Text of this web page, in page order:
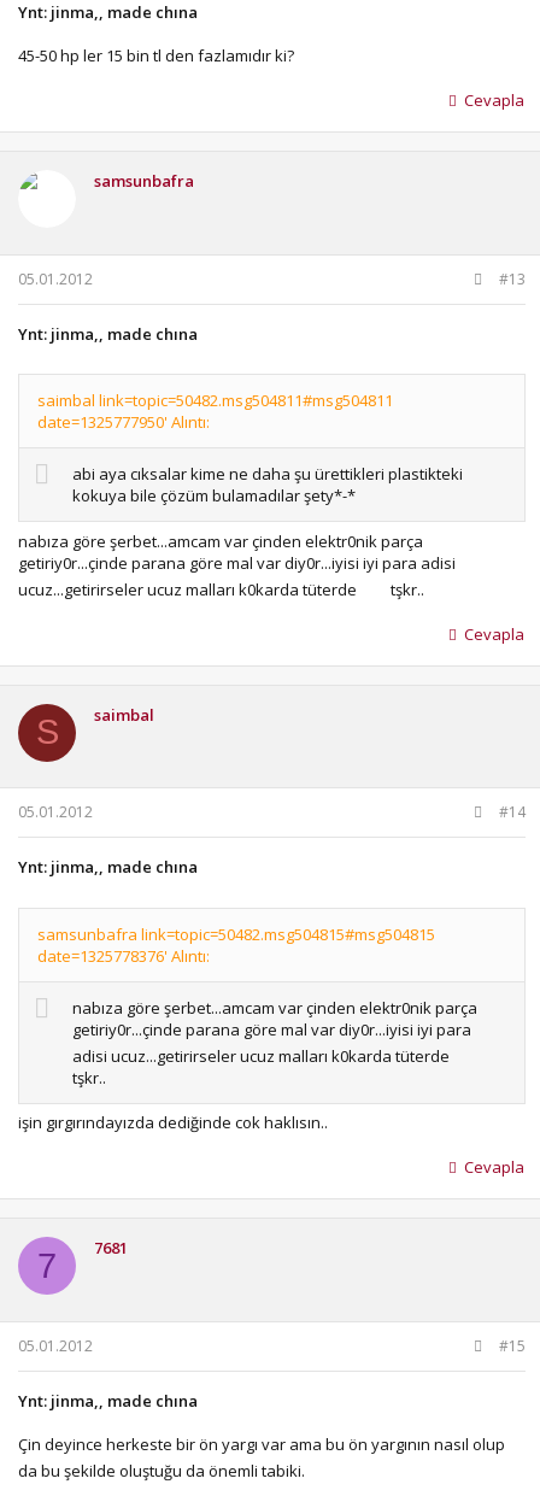
Ynt: jinma,, made chına
45-50 hp ler 15 bin tl den fazlamıdır ki?
Cevapla
samsunbafra
05.01.2012 #13
Ynt: jinma,, made chına
saimbal link=topic=50482.msg504811#msg504811
date=1325777950' Alıntı:
abi aya cıksalar kime ne daha şu ürettikleri plastikteki
kokuya bile çözüm bulamadılar şety*-*
nabıza göre şerbet...amcam var çinden elektr0nik parça
getiriy0r...çinde parana göre mal var diy0r...iyisi iyi para adisi
ucuz...getirirseler ucuz malları k0karda tüterde
tşkr..
Cevapla
S saimbal
05.01.2012 #14
Ynt: jinma,, made chına
samsunbafra link=topic=50482.msg504815#msg504815
date=1325778376' Alıntı:
nabıza göre şerbet...amcam var çinden elektr0nik parça
getiriy0r...çinde parana göre mal var diy0r...iyisi iyi para
adisi ucuz...getirirseler ucuz malları k0karda tüterde
tşkr..
işin gırgırındayızda dediğinde cok haklısın..
Cevapla
7 7681
05.01.2012 #15
Ynt: jinma,, made chına
Çin deyince herkeste bir ön yargı var ama bu ön yargının nasıl olup
da bu şekilde oluştuğu da önemli tabiki.